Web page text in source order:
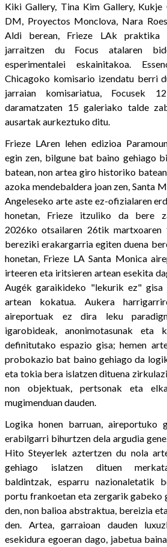
Kiki Gallery, Tina Kim Gallery, Kukje
DM, Proyectos Monclova, Nara
Aldi berean, Frieze LAk praktika
jarraitzen du Focus atalaren
esperimentalei eskainitakoa.
Chicagoko komisario izendatu berri
jarraian komisariatua, Focusek
daramatzaten 15 galeriako talde
ausartak aurkeztuko ditu.
Frieze LAren lehen edizioa
egin zen, bilgune bat baino gehiago
batean, non artea giro historiko
azoka mendebaldera joan zen, Santa
Angeleseko arte aste ez-ofizialaren
honetan, Frieze itzuliko da bere
2026ko otsailaren 26tik martxoaren
bereziki erakargarria egiten duena
honetan, Frieze LA Santa Monica
irteeren eta iritsieren artean esekita
Augék garaikideko "lekurik ez" gisa
artean kokatua. Aukera
aireportuak ez dira leku
igarobideak, anonimotasunak eta
definitutako espazio gisa; hemen
probokazio bat baino gehiago da
eta tokia bera islatzen dituena
non objektuak, pertsonak eta
mugimenduan dauden.
Logika honen barruan, aireportuko
erabilgarri bihurtzen dela argudia
Hito Steyerlek aztertzen du nola
gehiago islatzen dituen
baldintzak, esparru nazionaletatik
portu frankoetan eta zergarik gabeko
den, non balioa abstraktua, bereizia
den. Artea, garraioan dauden
esekidura egoeran dago, jabetua